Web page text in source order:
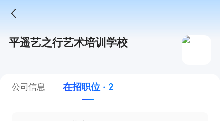
平遥艺之行艺术培训学校
公司信息 在招职位 · 2